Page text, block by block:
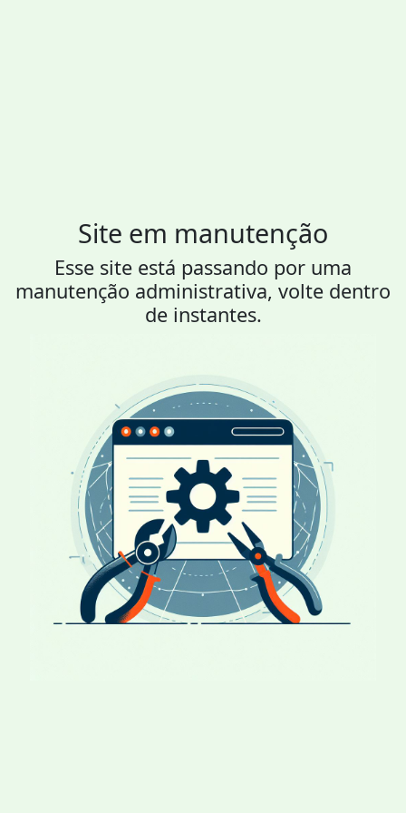
Site em manutenção
Esse site está passando por uma
manutenção administrativa, volte dentro
de instantes.